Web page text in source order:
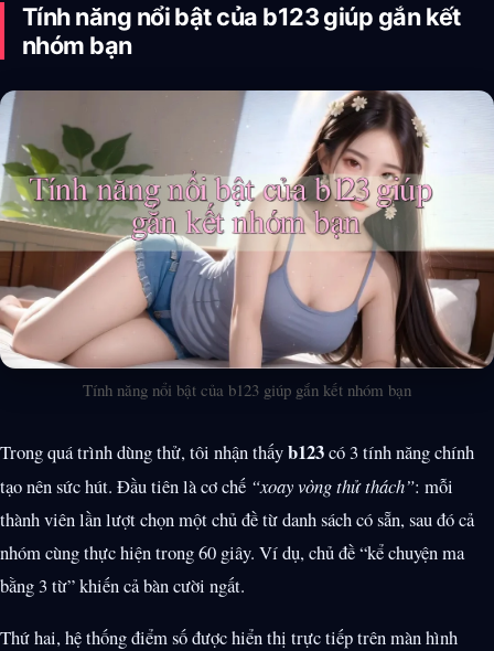
Tính năng nổi bật của b123 giúp gắn kết
nhóm bạn
Tính năng nổi bật của b123 giúp gắn kết nhóm bạn
Trong quá trình dùng thử, tôi nhận thấyb123có 3 tính năng chính
tạo nên sức hút. Đầu tiên là cơ chế “xoay vòng thử thách”: mỗi
thành viên lần lượt chọn một chủ đề từ danh sách có sẵn, sau đó cả
nhóm cùng thực hiện trong 60 giây. Ví dụ, chủ đề “kể chuyện ma
bằng 3 từ” khiến cả bàn cười ngất.
Thứ hai, hệ thống điểm số được hiển thị trực tiếp trên màn hình